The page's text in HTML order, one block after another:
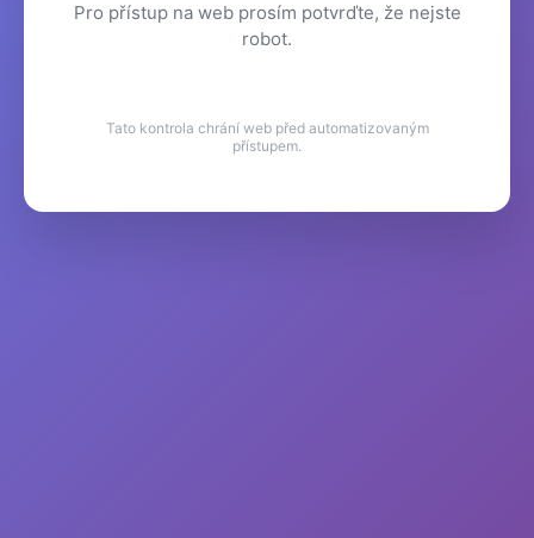
Pro přístup na web prosím potvrďte, že nejste
robot.
Tato kontrola chrání web před automatizovaným
přístupem.